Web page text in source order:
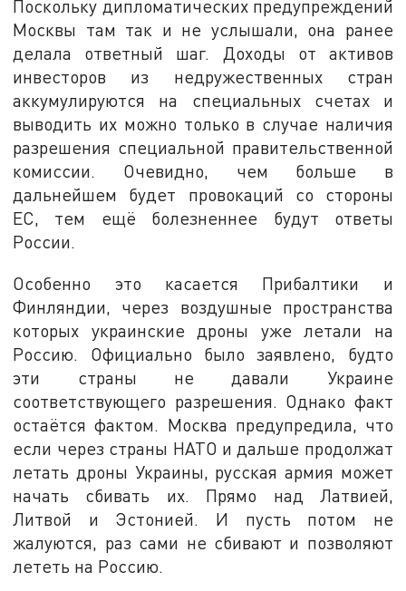
Поскольку дипломатических предупреждений
Москвы там так и не услышали, она ранее
делала ответный шаг. Доходы от активов
инвесторов из недружественных стран
аккумулируются на специальных счетах и
выводить их можно только в случае наличия
разрешения специальной правительственной
комиссии. Очевидно, чем больше в
дальнейшем будет провокаций со стороны
ЕС, тем ещё болезненнее будут ответы
России.
Особенно это касается Прибалтики и
Финляндии, через воздушные пространства
которых украинские дроны уже летали на
Россию. Официально было заявлено, будто
эти страны не давали Украине
соответствующего разрешения. Однако факт
остаётся фактом. Москва предупредила, что
если через страны НАТО и дальше продолжат
летать дроны Украины, русская армия может
начать сбивать их. Прямо над Латвией,
Литвой и Эстонией. И пусть потом не
жалуются, раз сами не сбивают и позволяют
лететь на Россию.